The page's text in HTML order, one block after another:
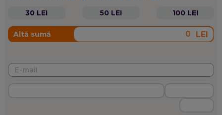
30 LEI
50 LEI 100 LEI
Altă sumă LEI